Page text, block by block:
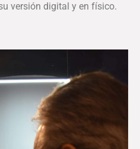
versión digital y en físico.